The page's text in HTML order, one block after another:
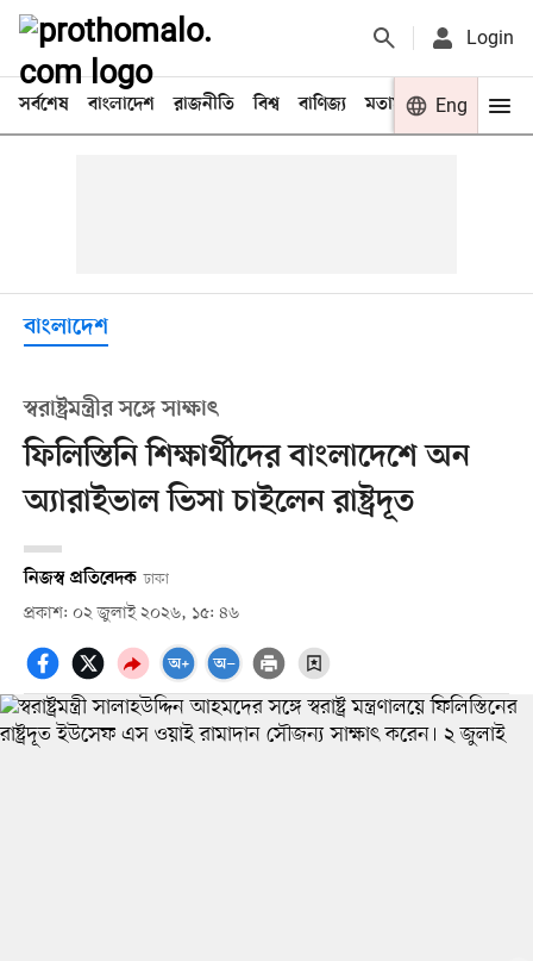
Login
সর্বশেষ বাংলাদেশ রাজনীতি বিশ্ব বাণিজ্য মতামত খেলা
Eng
বাংলাদেশ
স্বরাষ্ট্রমন্ত্রীর সঙ্গে সাক্ষাৎ
ফিলিস্তিনি শিক্ষার্থীদের বাংলাদেশে অন
অ্যারাইভাল ভিসা চাইলেন রাষ্ট্রদূত
নিজস্ব প্রতিবেদক ঢাকা
প্রকাশ: ০২ জুলাই ২০২৬, ১৫: ৪৬